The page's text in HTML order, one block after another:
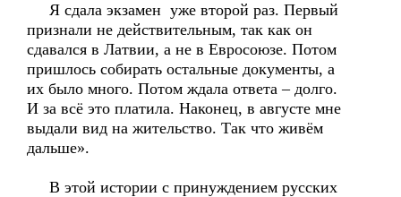
Я сдала экзамен уже второй раз. Первый
признали не действительным, так как он
сдавался в Латвии, а не в Евросоюзе. Потом
пришлось собирать остальные документы, а
их было много. Потом ждала ответа – долго.
И за всё это платила. Наконец, в августе мне
выдали вид на жительство. Так что живём
дальше».
В этой истории с принуждением русских